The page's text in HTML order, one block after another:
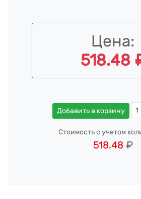
Цена:
518.48
Добавить в корзину
Стоимость с учетом
518.48 ₽